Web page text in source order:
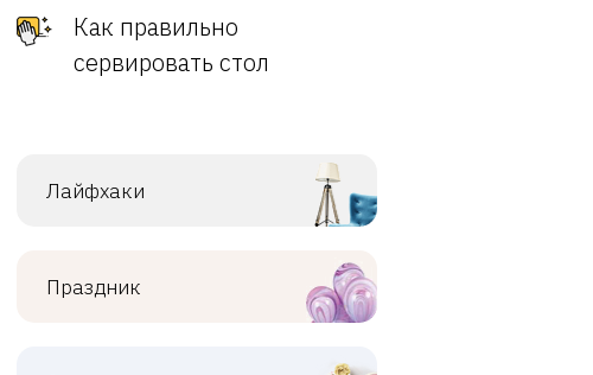
Как правильно
сервировать стол
Лайфхаки
Праздник